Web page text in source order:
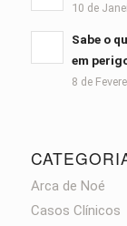
10 de
Sabe o
em
8 de
Arca de Noé
Casos Clínicos